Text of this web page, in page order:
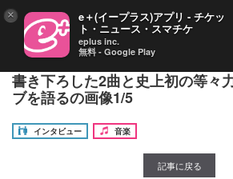
SHISHAMOインタビュー 映画『
書き下ろした2曲と史上初の等々
ブを語るの画像1/5
インタビュー
音楽
記事に戻る
× e＋(イープラス)アプリ - チケッ
ト・ニュース・スマチケ
eplus inc.
無料 - Google Play